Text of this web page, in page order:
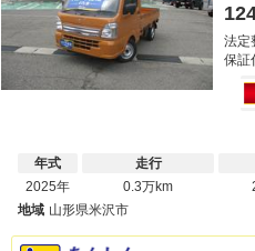
法定
保証
年式
2025年
走行
0.3万km
地域 山形県米沢市